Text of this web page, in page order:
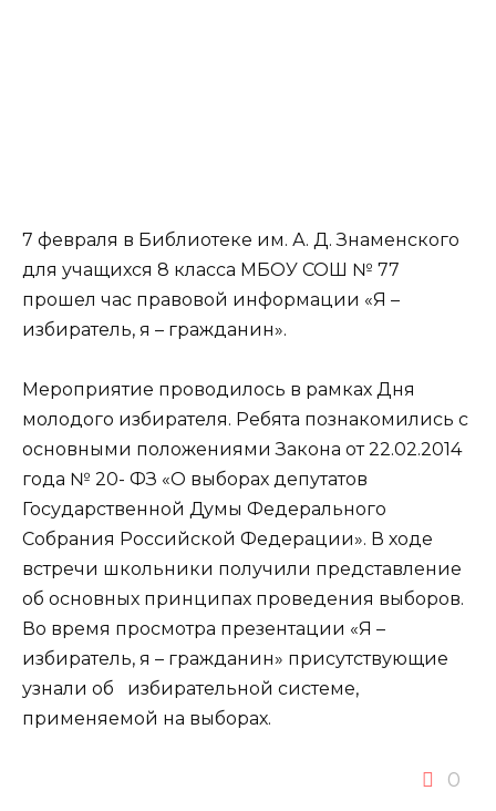
7 февраля в Библиотеке им. А. Д. Знаменского
для учащихся 8 класса МБОУ СОШ № 77
прошел час правовой информации «Я –
избиратель, я – гражданин».
Мероприятие проводилось в рамках Дня
молодого избирателя. Ребята познакомились с
основными положениями Закона от 22.02.2014
года № 20- ФЗ «О выборах депутатов
Государственной Думы Федерального
Собрания Российской Федерации». В ходе
встречи школьники получили представление
об основных принципах проведения выборов.
Во время просмотра презентации «Я –
избиратель, я – гражданин» присутствующие
узнали об избирательной системе,
применяемой на выборах.
0